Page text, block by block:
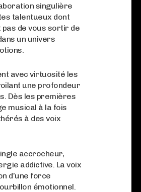
singulière
talentueux dont
de vous sortir de
un univers
avec virtuosité les
une profondeur
Dès les premières
musical à la fois
à des voix
accrocheur,
addictive. La voix
d’une force
émotionnel.